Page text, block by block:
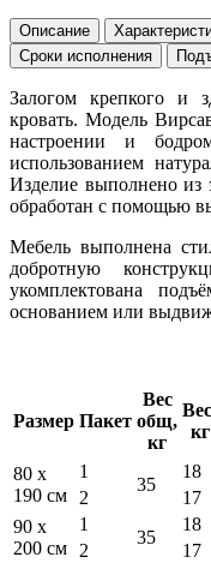
Описание
Сроки исполнения
Залогом крепкого и
кровать. Модель
настроении и
использованием
Изделие выполнено из
обработан с помощью
Мебель выполнена
добротную
укомплектована
основанием или
Размер Пакет
Вес
общ,
кг
кг
80 x
190 см
1
35
18
2 17
90 x
200 см
1
35
18
2 17